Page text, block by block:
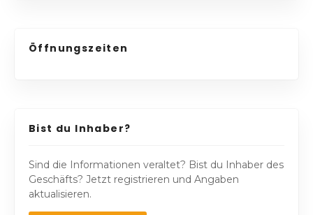
Öffnungszeiten
Bist du Inhaber?
Sind die Informationen veraltet? Bist du Inhaber des
Geschäfts? Jetzt registrieren und Angaben
aktualisieren.